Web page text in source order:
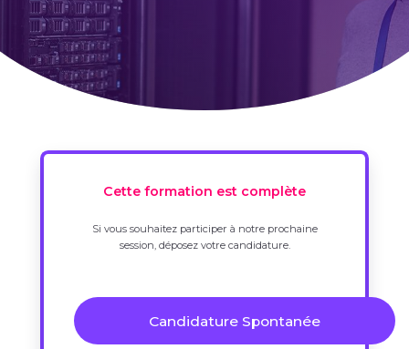
Cette formation est complète
Si vous souhaitez participer à notre prochaine
session, déposez votre candidature.
Candidature Spontanée